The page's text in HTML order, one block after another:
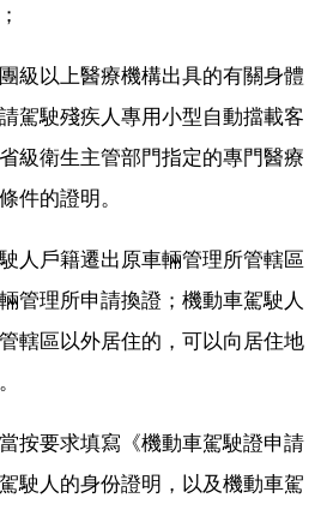
級以上醫療機構出具的有關身體
駕駛殘疾人專用小型自動擋載客
級衛生主管部門指定的專門醫療
件的證明。
人戶籍遷出原車輛管理所管轄區
管理所申請換證；機動車駕駛人
轄區以外居住的，可以向居住地
按要求填寫《機動車駕駛證申請
駛人的身份證明，以及機動車駕